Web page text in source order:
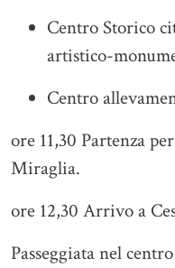
Centro Storico
artistico-
Centro
ore 11,30 Partenza
Miraglia.
ore 12,30 Arrivo a
Passeggiata nel